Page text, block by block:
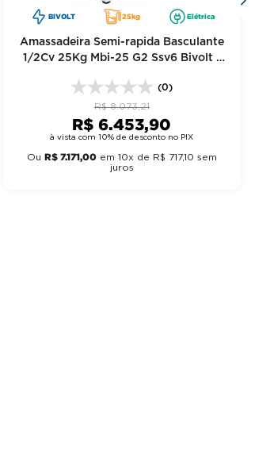
BIVOLT 25kg Elétrica
Amassadeira Semi-rapida Basculante
1/2Cv 25Kg Mbi-25 G2 Ssv6 Bivolt -
(0)
R$ 8.073,21
R$ 6.453,90
à vista com 10% de desconto no PIX
Ou R$ 7.171,00em 10x de R$ 717,10 sem
juros